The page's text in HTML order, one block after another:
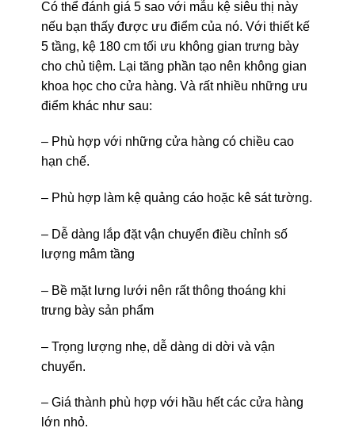
Có thể đánh giá 5 sao với mẫu kệ siêu thị này
nếu bạn thấy được ưu điểm của nó. Với thiết kế
5 tầng, kệ 180 cm tối ưu không gian trưng bày
cho chủ tiệm. Lại tăng phần tạo nên không gian
khoa học cho cửa hàng. Và rất nhiều những ưu
điểm khác như sau:
– Phù hợp với những cửa hàng có chiều cao
hạn chế.
– Phù hợp làm kệ quảng cáo hoặc kê sát tường.
– Dễ dàng lắp đặt vận chuyển điều chỉnh số
lượng mâm tầng
– Bề mặt lưng lưới nên rất thông thoáng khi
trưng bày sản phẩm
– Trọng lượng nhẹ, dễ dàng di dời và vận
chuyển.
– Giá thành phù hợp với hầu hết các cửa hàng
lớn nhỏ.